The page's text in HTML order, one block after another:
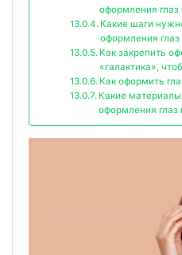
оформления глаз
Какие шаги
оформления глаз
Как закрепить
«галактика»,
Как оформить
Какие
оформления глаз